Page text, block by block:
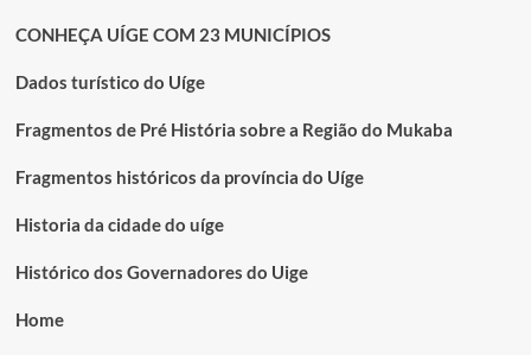
CONHEÇA UÍGE COM 23 MUNICÍPIOS
Dados turístico do Uíge
Fragmentos de Pré História sobre a Região do Mukaba
Fragmentos históricos da província do Uíge
Historia da cidade do uíge
Histórico dos Governadores do Uige
Home